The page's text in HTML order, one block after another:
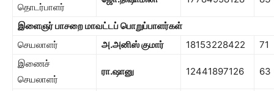
தொடர்பாளர்
இளைஞர் பாசறைமாவட்டப் பொறுப்பாளர்கள்
செயலாளர்
அ.அனிஸ் குமார் 18153228422
71
இணைச்
செயலாளர்
ரா.ஷானு 12441897126 63